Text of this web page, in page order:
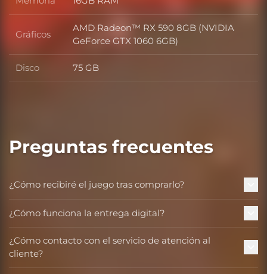
Memoria
Gráficos Gráficos
AMD Radeon™ RX 590 8GB (NVIDIA
GeForce GTX 1060 6GB)
Disco Disco
75 GB
Preguntas frecuentes
¿Cómo recibiré el juego tras comprarlo?
¿Cómo funciona la entrega digital?
¿Cómo contacto con el servicio de atención al
cliente?